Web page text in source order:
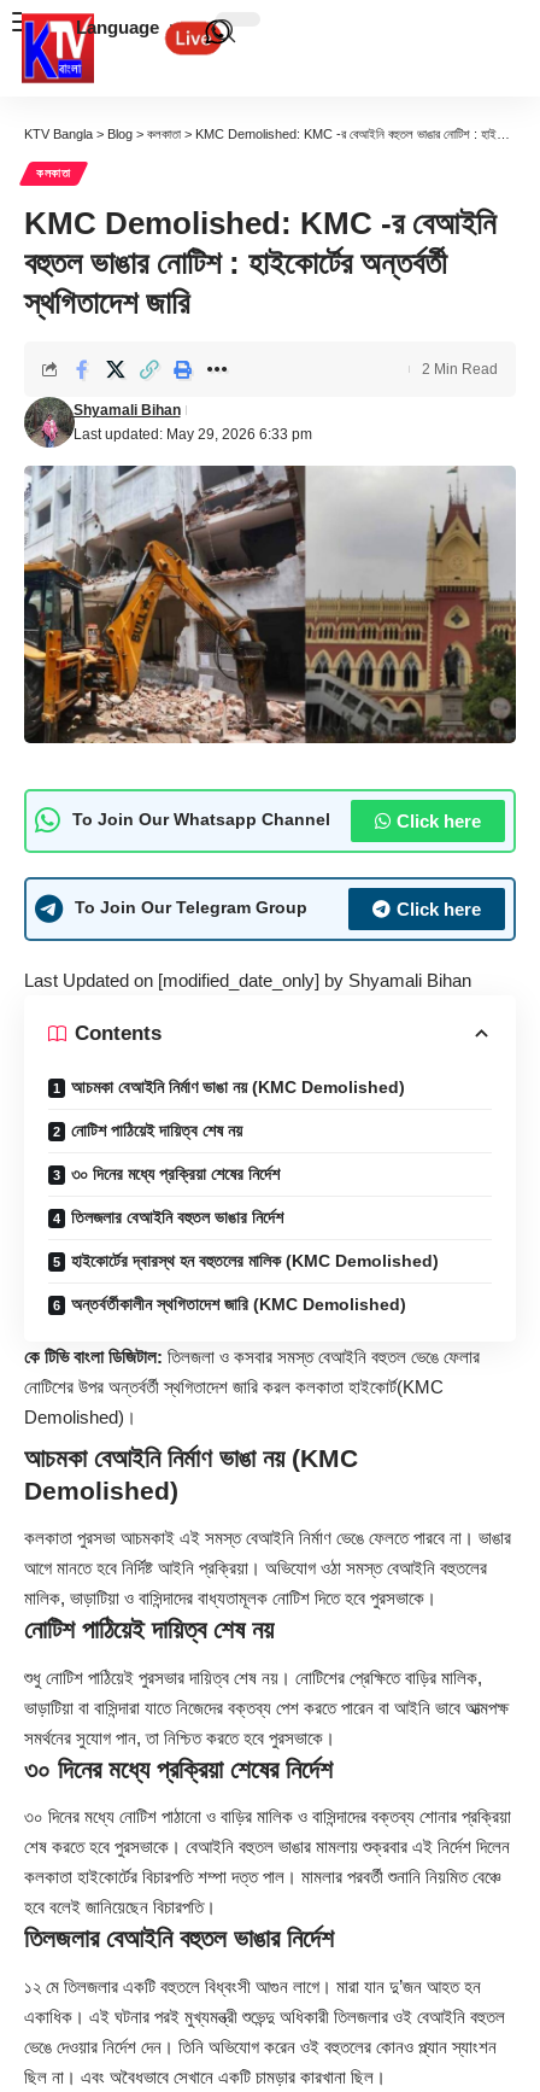
Language
KTV Bangla > Blog > কলকাতা > KMC Demolished: KMC -র বেআইনি বহুতল ভাঙার নোটিশ : হাইকোর্টের অন্তর্বর্তী স্থগিতাদেশ জারি
কলকাতা
KMC Demolished: KMC -র বেআইনি
বহুতল ভাঙার নোটিশ : হাইকোর্টের অন্তর্বর্তী
স্থগিতাদেশ জারি
Last updated: May 29, 2026 6:33 pm
Shyamali Bihan
2 Min Read
To Join Our Whatsapp Channel Click here
To Join Our Telegram Group Click here
Last Updated on [modified_date_only] by Shyamali Bihan
Contents
আচমকা বেআইনি নির্মাণ ভাঙা নয় (KMC Demolished)
নোটিশ পাঠিয়েই দায়িত্ব শেষ নয়
৩০ দিনের মধ্যে প্রক্রিয়া শেষের নির্দেশ
তিলজলার বেআইনি বহুতল ভাঙার নির্দেশ
হাইকোর্টের দ্বারস্থ হন বহুতলের মালিক (KMC Demolished)
অন্তর্বর্তীকালীন স্থগিতাদেশ জারি (KMC Demolished)
কে টিভি বাংলা ডিজিটাল: তিলজলা ও কসবার সমস্ত বেআইনি বহুতল ভেঙে ফেলার
নোটিশের উপর অন্তর্বর্তী স্থগিতাদেশ জারি করল কলকাতা হাইকোর্ট(KMC
Demolished)।
আচমকা বেআইনি নির্মাণ ভাঙা নয় (KMC
Demolished)
কলকাতা পুরসভা আচমকাই এই সমস্ত বেআইনি নির্মাণ ভেঙে ফেলতে পারবে না। ভাঙার
আগে মানতে হবে নির্দিষ্ট আইনি প্রক্রিয়া। অভিযোগ ওঠা সমস্ত বেআইনি বহুতলের
মালিক, ভাড়াটিয়া ও বাসিন্দাদের বাধ্যতামূলক নোটিশ দিতে হবে পুরসভাকে।
নোটিশ পাঠিয়েই দায়িত্ব শেষ নয়
শুধু নোটিশ পাঠিয়েই পুরসভার দায়িত্ব শেষ নয়। নোটিশের প্রেক্ষিতে বাড়ির মালিক,
ভাড়াটিয়া বা বাসিন্দারা যাতে নিজেদের বক্তব্য পেশ করতে পারেন বা আইনি ভাবে আত্মপক্ষ
সমর্থনের সুযোগ পান, তা নিশ্চিত করতে হবে পুরসভাকে।
৩০ দিনের মধ্যে প্রক্রিয়া শেষের নির্দেশ
৩০ দিনের মধ্যে নোটিশ পাঠানো ও বাড়ির মালিক ও বাসিন্দাদের বক্তব্য শোনার প্রক্রিয়া
শেষ করতে হবে পুরসভাকে। বেআইনি বহুতল ভাঙার মামলায় শুক্রবার এই নির্দেশ দিলেন
কলকাতা হাইকোর্টের বিচারপতি শম্পা দত্ত পাল। মামলার পরবর্তী শুনানি নিয়মিত বেঞ্চে
হবে বলেই জানিয়েছেন বিচারপতি।
তিলজলার বেআইনি বহুতল ভাঙার নির্দেশ
১২ মে তিলজলার একটি বহুতলে বিধ্বংসী আগুন লাগে। মারা যান দু’জন আহত হন
একাধিক। এই ঘটনার পরই মুখ্যমন্ত্রী শুভেন্দু অধিকারী তিলজলার ওই বেআইনি বহুতল
ভেঙে দেওয়ার নির্দেশ দেন। তিনি অভিযোগ করেন ওই বহুতলের কোনও প্ল্যান স্যাংশন
ছিল না। এবং অবৈধভাবে সেখানে একটি চামড়ার কারখানা ছিল।